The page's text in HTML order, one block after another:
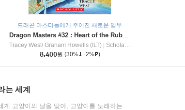
드래곤 마스터들에게 주어진 새로운 임무
Dragon Masters #32 : Heart of the Ruby Dragon (A Branches Book)
Tracey West/ Graham Howells (ILT)
Scholastic Inc
8,400원 (30% +2% )
는 세계
계 고양이의 날을 맞아, 고양이를 노래하는